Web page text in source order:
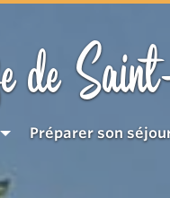
de
Préparer son